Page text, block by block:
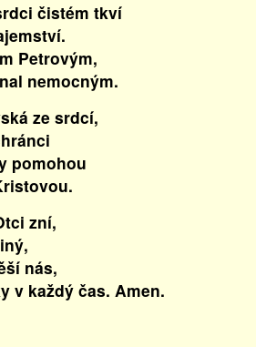
čistém tkví
Petrovým,
nemocným.
ze srdcí,
pomohou
zní,
nás,
v každý čas. Amen.